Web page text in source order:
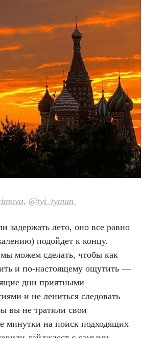
, @tyt_tyman
задержать лето, оно все равно
подойдет к концу.
можем сделать, чтобы как
и по-настоящему ощутить —
дни приятными
и не лениться следовать
вы не тратили свои
минутки на поиск подходящих